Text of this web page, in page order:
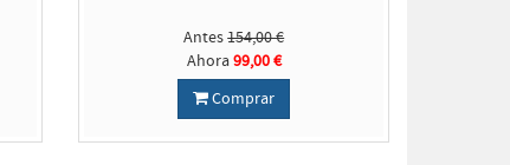
Antes154,00 €
Ahora99,00 €
Comprar